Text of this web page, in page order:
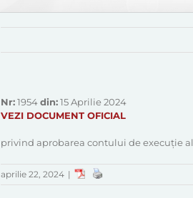
Nr:1954din:15 Aprilie 2024
VEZI DOCUMENT OFICIAL
privind aprobarea contului de execuție
aprilie 22, 2024 |